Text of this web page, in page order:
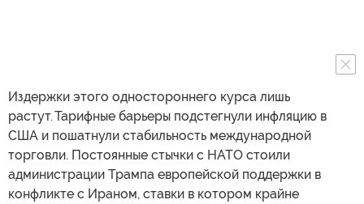
Издержки этого одностороннего курса лишь
растут. Тарифные барьеры подстегнули инфляцию в
США и пошатнули стабильность международной
торговли. Постоянные стычки с НАТО стоили
администрации Трампа европейской поддержки в
конфликте с Ираном, ставки в котором крайне